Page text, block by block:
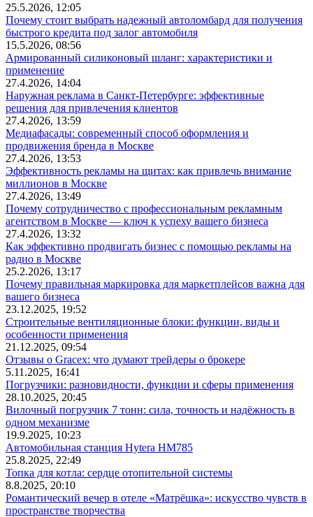
25.5.2026, 12:05
Почему стоит выбрать надежный автоломбард для получения
быстрого кредита под залог автомобиля
15.5.2026, 08:56
Армированный силиконовый шланг: характеристики и
применение
27.4.2026, 14:04
Наружная реклама в Санкт-Петербурге: эффективные
решения для привлечения клиентов
27.4.2026, 13:59
Медиафасады: современный способ оформления и
продвижения бренда в Москве
27.4.2026, 13:53
Эффективность рекламы на щитах: как привлечь внимание
миллионов в Москве
27.4.2026, 13:49
Почему сотрудничество с профессиональным рекламным
агентством в Москве — ключ к успеху вашего бизнеса
27.4.2026, 13:32
Как эффективно продвигать бизнес с помощью рекламы на
радио в Москве
25.2.2026, 13:17
Почему правильная маркировка для маркетплейсов важна для
вашего бизнеса
23.12.2025, 19:52
Строительные вентиляционные блоки: функции, виды и
особенности применения
21.12.2025, 09:54
Отзывы о Gracex: что думают трейдеры о брокере
5.11.2025, 16:41
Погрузчики: разновидности, функции и сферы применения
28.10.2025, 20:45
Вилочный погрузчик 7 тонн: сила, точность и надёжность в
одном механизме
19.9.2025, 10:23
Автомобильная станция Hytera HM785
25.8.2025, 22:49
Топка для котла: сердце отопительной системы
8.8.2025, 20:10
Романтический вечер в отеле «Матрёшка»: искусство чувств в
пространстве творчества